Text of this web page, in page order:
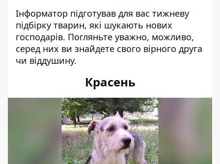
Інформатор підготував для вас тижневу
підбірку тварин, які шукають нових
господарів. Погляньте уважно, можливо,
серед них ви знайдете свого вірного друга
чи віддушину.
Красень